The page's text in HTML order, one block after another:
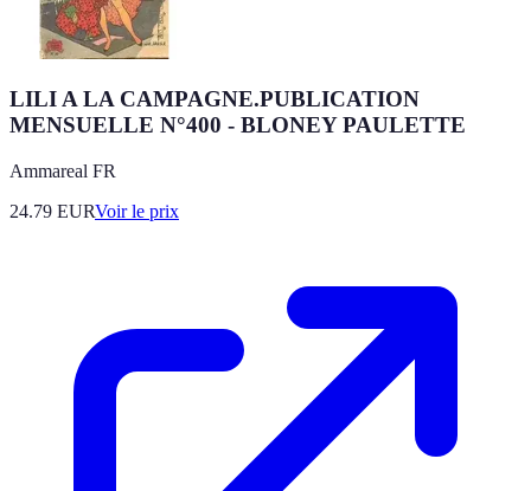
LILI A LA CAMPAGNE.PUBLICATION
MENSUELLE N°400 - BLONEY PAULETTE
Ammareal FR
24.79 EURVoir le prix